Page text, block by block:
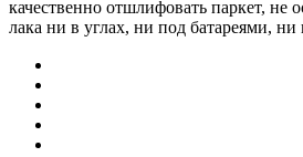
качественно отшлифовать паркет, не
лака ни в углах, ни под батареями, ни